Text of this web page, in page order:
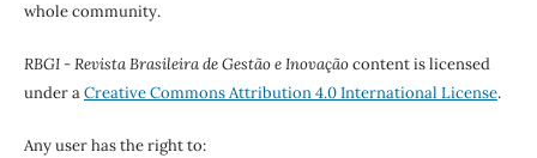
whole community.
RBGI - Revista Brasileira de Gestão e Inovaçãocontent is licensed
under aCreative Commons Attribution 4.0 International License.
Any user has the right to: